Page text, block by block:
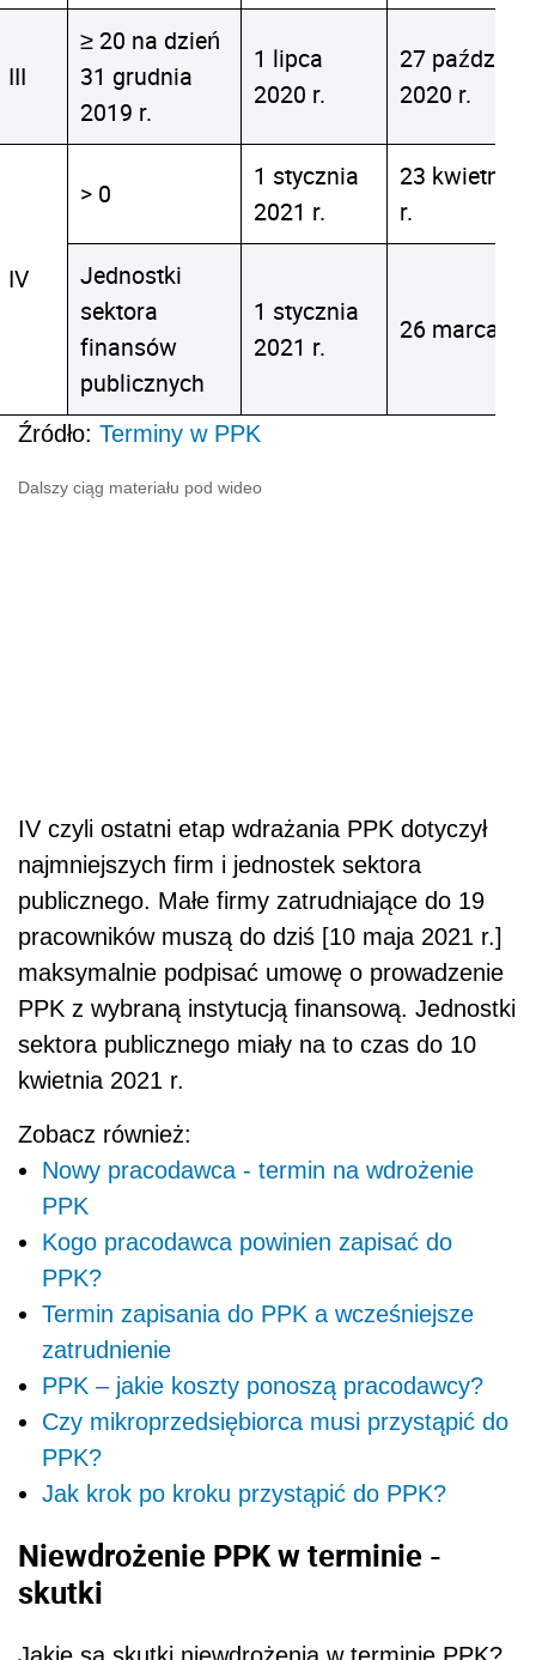
III
≥ 20 na dzień
31 grudnia
2019 r.
1 lipca
2020 r.
27
2020 r.
IV
> 0
1 stycznia
2021 r.
23 kwietnia
r.
Jednostki
sektora
finansów
publicznych
1 stycznia
2021 r.
26 marca
Źródło: Terminy w PPK
Dalszy ciąg materiału pod wideo
IV czyli ostatni etap wdrażania PPK dotyczył
najmniejszych firm i jednostek sektora
publicznego. Małe firmy zatrudniające do 19
pracowników muszą do dziś [10 maja 2021 r.]
maksymalnie podpisać umowę o prowadzenie
PPK z wybraną instytucją finansową. Jednostki
sektora publicznego miały na to czas do 10
kwietnia 2021 r.
Zobacz również:
Nowy pracodawca - termin na wdrożenie
PPK
Kogo pracodawca powinien zapisać do
PPK?
Termin zapisania do PPK a wcześniejsze
zatrudnienie
PPK – jakie koszty ponoszą pracodawcy?
Czy mikroprzedsiębiorca musi przystąpić do
PPK?
Jak krok po kroku przystąpić do PPK?
Niewdrożenie PPK w terminie -
skutki